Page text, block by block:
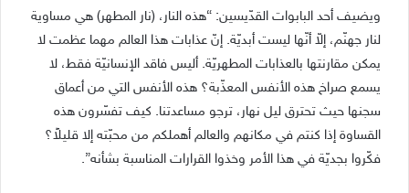
ويضيف أحد البابوات القدّيسين: “هذه النار، (نار المطهر) هي مساوية
لنار جهنّم، إلاّ أنّها ليست أبديّة. إنّ عذابات هذا العالم مهما عظمت لا
يمكن مقارنتها بالعذابات المطهريّة. أليس فاقد الإنسانيّة فقط، لا
يسمع صراخ هذه الأنفس المعذّبة؟ هذه الأنفس التي من أعماق
سجنها حيث تحترق ليل نهار، ترجو مساعدتنا. كيف تفسّرون هذه
القساوة إذا كنتم في مكانهم والعالم أهملكم من محبّته إلا قليلاً؟
فكّروا بجديّة في هذا الأمر وخذوا القرارات المناسبة بشأنه”.